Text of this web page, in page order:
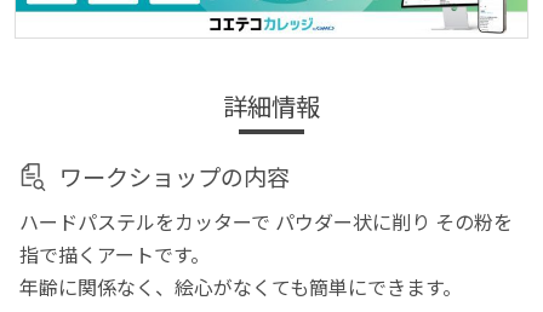
詳細情報
ワークショップの内容
ハードパステルをカッターで パウダー状に削り その粉を
指で描くアートです。
年齢に関係なく、絵心がなくても簡単にできます。